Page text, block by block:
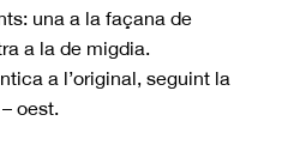
una a la façana de
a la de migdia.
a l’original, seguint la
oest.